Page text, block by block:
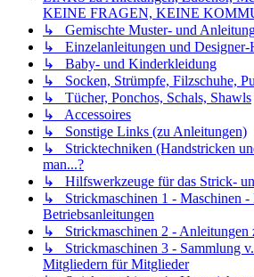
KEINE FRAGEN, KEINE
↳ Gemischte Muster- und
↳ Einzelanleitungen und Designer-
↳ Baby- und Kinderkleidung
↳ Socken, Strümpfe, Filzschuhe,
↳ Tücher, Ponchos, Schals, Shawls
↳ Accessoires
↳ Sonstige Links (zu Anleitungen)
↳ Stricktechniken (Handstricken
man...?
↳ Hilfswerkzeuge für das Strick-
↳ Strickmaschinen 1 - Maschinen -
Betriebsanleitungen
↳ Strickmaschinen 2 - Anleitungen
↳ Strickmaschinen 3 - Sammlung
Mitgliedern für Mitglieder